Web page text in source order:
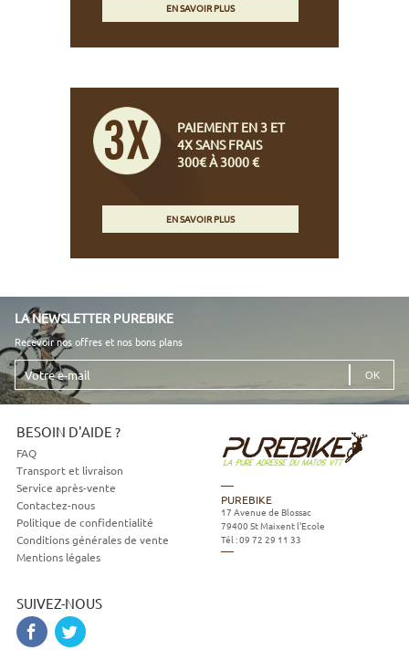
EN SAVOIR PLUS
PAIEMENT EN 3 ET
4X SANS FRAIS
300€ À 3000 €
EN SAVOIR PLUS
LA NEWSLETTER PUREBIKE
Recevoir nos offres et nos bons plans
Votre
e-
mail
BESOIN D'AIDE ?
FAQ
Transport et livraison
Service après-vente
Contactez-nous
Politique de confidentialité
Conditions générales de vente
Mentions légales
SUIVEZ-NOUS
PUREBIKE
17 Avenue de Blossac
79400 St Maixent l'Ecole
Tél :09 72 29 11 33